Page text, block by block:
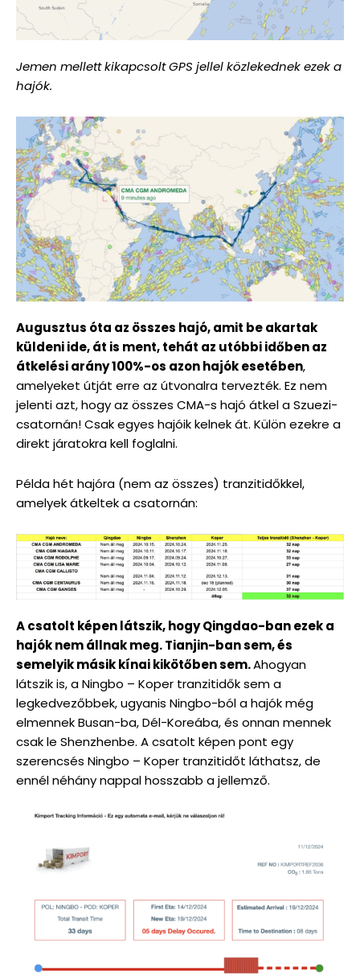
Jemen mellett kikapcsolt GPS jellel közlekednek ezek a
hajók.
Augusztus óta az összes hajó, amit be akartak
küldeni ide, át is ment, tehát az utóbbi időben az
átkelési arány 100%-os azon hajók esetében,
amelyeket útját erre az útvonalra tervezték. Ez nem
jelenti azt, hogy az összes CMA-s hajó átkel a Szuezi-
csatornán! Csak egyes hajóik kelnek át. Külön ezekre a
direkt járatokra kell foglalni.
Példa hét hajóra (nem az összes) tranzitidőkkel,
amelyek átkeltek a csatornán:
A csatolt képen látszik, hogy Qingdao-ban ezek a
hajók nem állnak meg. Tianjin-ban sem, és
semelyik másik kínai kikötőben sem.Ahogyan
látszik is, a Ningbo – Koper tranzitidők sem a
legkedvezőbbek, ugyanis Ningbo-ból a hajók még
elmennek Busan-ba, Dél-Koreába, és onnan mennek
csak le Shenzhenbe. A csatolt képen pont egy
szerencsés Ningbo – Koper tranzitidőt láthatsz, de
ennél néhány nappal hosszabb a jellemző.